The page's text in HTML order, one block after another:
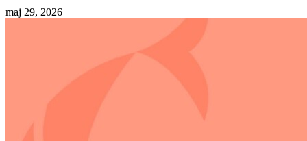
maj 29, 2026